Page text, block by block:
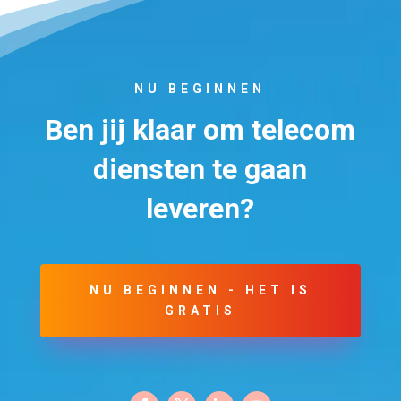
NU BEGINNEN
Ben jij klaar om telecom
diensten te gaan
leveren?
NU BEGINNEN - HET IS
GRATIS